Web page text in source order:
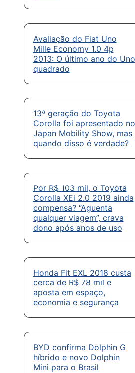
Avaliação do Fiat Uno
Mille Economy 1.0 4p
2013: O último ano do Uno
quadrado
13ª geração do Toyota
Corolla foi apresentado no
Japan Mobility Show, mas
quando disso é verdade?
Por R$ 103 mil, o Toyota
Corolla XEi 2.0 2019 ainda
compensa? “Aguenta
qualquer viagem”, crava
dono após anos de uso
Honda Fit EXL 2018 custa
cerca de R$ 78 mil e
aposta em espaço,
economia e segurança
BYD confirma Dolphin G
híbrido e novo Dolphin
Mini para o Brasil